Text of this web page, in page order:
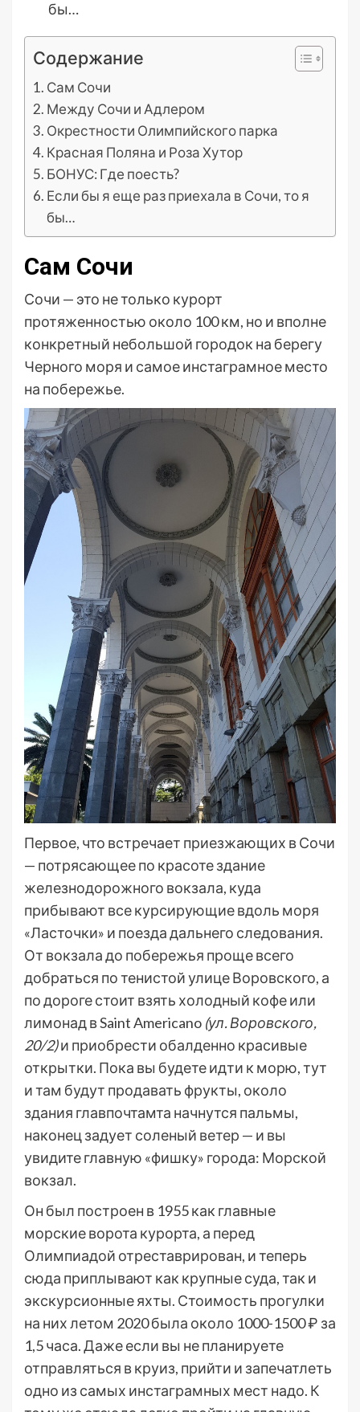
бы…
Содержание
Сам Сочи
Между Сочи и Адлером
Окрестности Олимпийского парка
Красная Поляна и Роза Хутор
БОНУС: Где поесть?
Если бы я еще раз приехала в Сочи, то я
бы…
Сам Сочи
Сочи — это не только курорт
протяженностью около 100 км, но и вполне
конкретный небольшой городок на берегу
Черного моря и самое инстаграмное место
на побережье.
Первое, что встречает приезжающих в Сочи
— потрясающее по красоте здание
железнодорожного вокзала, куда
прибывают все курсирующие вдоль моря
«Ласточки» и поезда дальнего следования.
От вокзала до побережья проще всего
добраться по тенистой улице Воровского, а
по дороге стоит взять холодный кофе или
лимонад в Saint Americano (ул. Воровского,
20/2)и приобрести обалденно красивые
открытки. Пока вы будете идти к морю, тут
и там будут продавать фрукты, около
здания главпочтамта начнутся пальмы,
наконец задует соленый ветер — и вы
увидите главную «фишку» города: Морской
вокзал.
Он был построен в 1955 как главные
морские ворота курорта, а перед
Олимпиадой отреставрирован, и теперь
сюда приплывают как крупные суда, так и
экскурсионные яхты. Стоимость прогулки
на них летом 2020 была около 1000-1500 ₽ за
1,5 часа. Даже если вы не планируете
отправляться в круиз, прийти и запечатлеть
одно из самых инстаграмных мест надо. К